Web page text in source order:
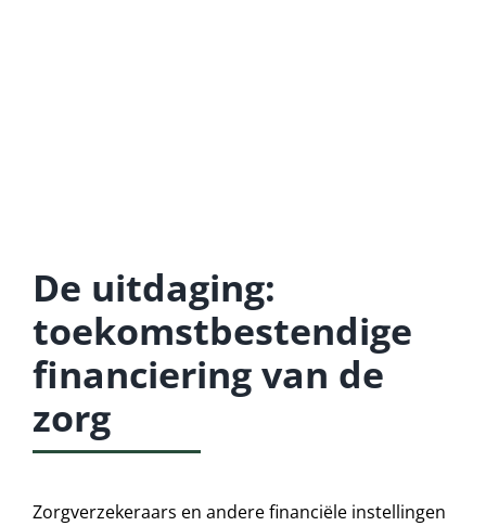
De uitdaging:
toekomstbestendige
financiering van de
zorg
Zorgverzekeraars en andere financiële instellingen